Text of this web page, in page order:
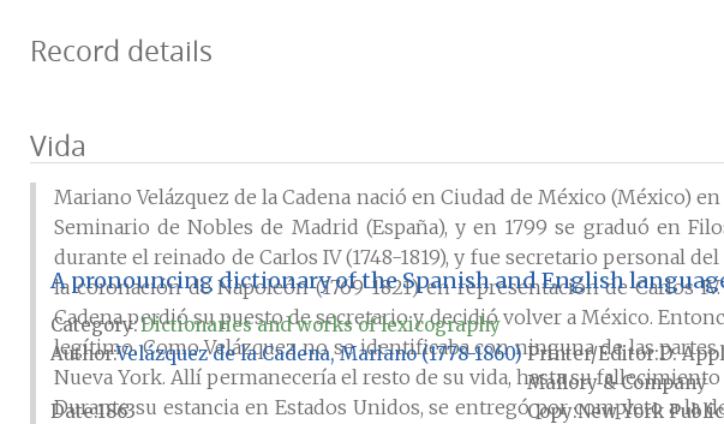
Record details
Vida
Mariano Velázquez de la Cadena nació en Ciudad de México (México)
Seminario de Nobles de Madrid (España), y en 1799 se graduó en
durante el reinado de Carlos IV (1748-1819), y fue secretario personal
la coronación de Napoleón (1769-1821) en representación de Carlos
Cadena perdió su puesto de secretario y decidió volver a México.
legítimo. Como Velázquez no se identificaba con ninguna de las
Nueva York. Allí permanecería el resto de su vida, hasta su fallecimiento
Durante su estancia en Estados Unidos, se entregó por completo a la
A pronouncing dictionary of the Spanish and English
Category:Dictionaries and works of lexicography
AuthorVelázquez de la Cadena, Mariano (1778-1860) Printer/Editor D.
Mallory & Company
Date1863 Copy New York